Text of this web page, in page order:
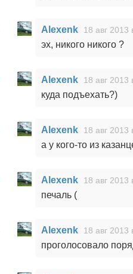
Alexenk 18 авг 2013
эх, никого никого ?
Alexenk 18 авг 2013
куда подъехать?)
Alexenk 18 авг 2013
а у кого-то из
Alexenk 18 авг 2013
печаль (
Alexenk 18 авг 2013
проголосовало